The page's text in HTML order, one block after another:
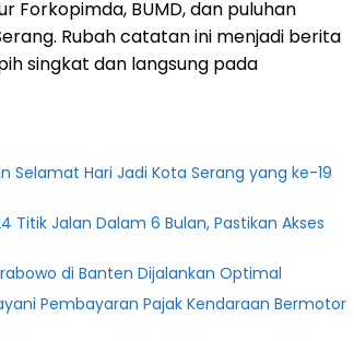
Forkopimda, BUMD, dan puluhan
Rubah catatan ini menjadi berita
singkat dan langsung pada
Selamat Hari Jadi Kota Serang yang ke-19
Titik Jalan Dalam 6 Bulan, Pastikan Akses
di Banten Dijalankan Optimal
Pembayaran Pajak Kendaraan Bermotor